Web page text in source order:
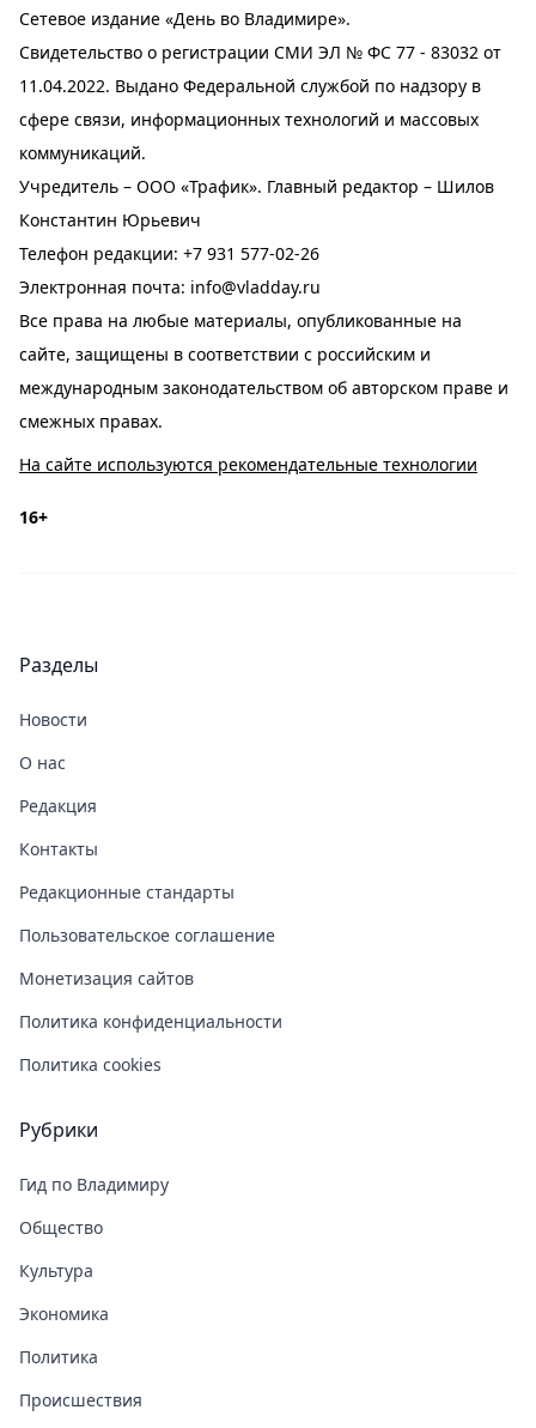
Сетевое издание «День во Владимире».
Свидетельство о регистрации СМИ ЭЛ № ФС 77 - 83032 от
11.04.2022. Выдано Федеральной службой по надзору в
сфере связи, информационных технологий и массовых
коммуникаций.
Учредитель – ООО «Трафик». Главный редактор – Шилов
Константин Юрьевич
Телефон редакции: +7 931 577-02-26
Электронная почта: info@vladday.ru
Все права на любые материалы, опубликованные на
сайте, защищены в соответствии с российским и
международным законодательством об авторском праве и
смежных правах.
На сайте используются рекомендательные технологии
16+
Разделы
Новости
О нас
Редакция
Контакты
Редакционные стандарты
Пользовательское соглашение
Монетизация сайтов
Политика конфиденциальности
Политика cookies
Рубрики
Гид по Владимиру
Общество
Культура
Экономика
Политика
Происшествия